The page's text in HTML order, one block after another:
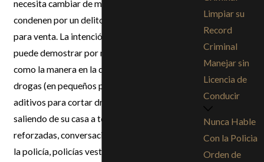
necesita cambiar de manos para que lo
condenen por un delito de posesión de drogas
para venta. La intención de vender drogas se
puede demostrar por medio de pruebas, tales
como la manera en la que están empacadas las
drogas (en pequeños paquetes), básculas,
aditivos para cortar drogas, gente entrando y
saliendo de su casa a todas horas, ventanas
reforzadas, conversaciones con los soplones de
la policía, policías vestidos de civil o
Limpiar su
Record
Criminal
Manejar sin
Licencia de
Conducir
Nunca Hable
Con la Policia
Orden de